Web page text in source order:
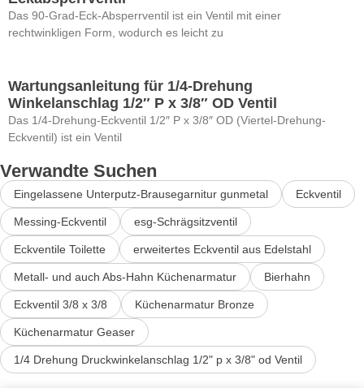
Das 90-Grad-Eck-Absperrventil ist ein Ventil mit einer
rechtwinkligen Form, wodurch es leicht zu
Wartungsanleitung für 1/4-Drehung
Winkelanschlag 1/2″ P x 3/8″ OD Ventil
Das 1/4-Drehung-Eckventil 1/2″ P x 3/8″ OD (Viertel-Drehung-
Eckventil) ist ein Ventil
Verwandte Suchen
Eingelassene Unterputz-Brausegarnitur gunmetal Eckventil
Messing-Eckventil esg-Schrägsitzventil
Eckventile Toilette erweitertes Eckventil aus Edelstahl
Metall- und auch Abs-Hahn Küchenarmatur Bierhahn
Eckventil 3/8 x 3/8 Küchenarmatur Bronze
Küchenarmatur Geaser
1/4 Drehung Druckwinkelanschlag 1/2" p x 3/8" od Ventil